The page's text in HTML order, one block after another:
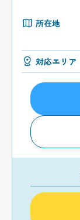
所在地
対応エリア